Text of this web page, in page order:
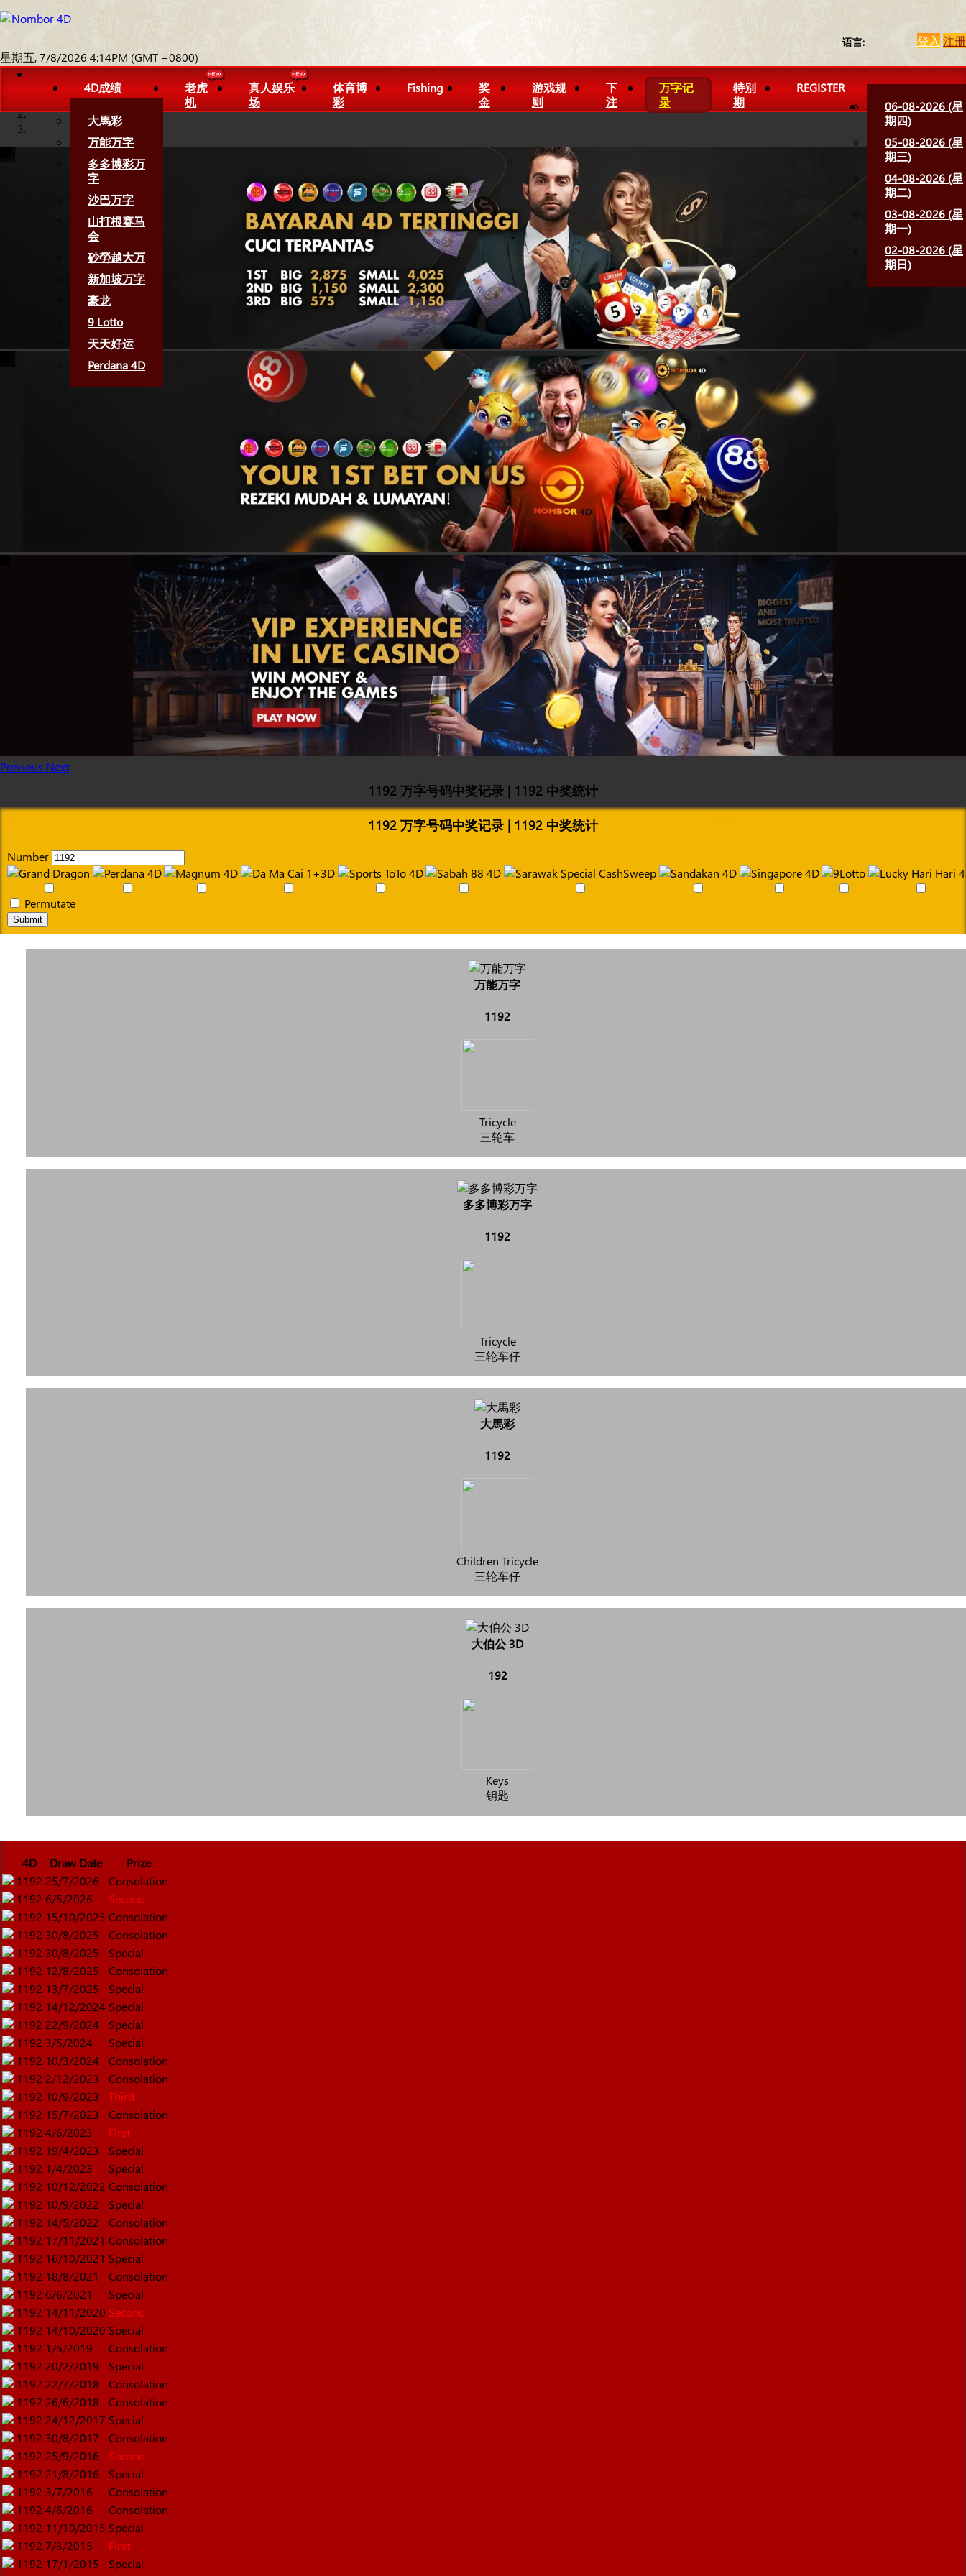
语言: 登入注册
星期五, 7/8/2026 4:14PM (GMT +0800)
4D成绩
大馬彩
万能万字
多多博彩万
字
沙巴万字
山打根赛马
会
砂勞越大万
新加坡万字
豪龙
9 Lotto
天天好运
Perdana 4D
老虎
机
真人娱乐
场
体育博
彩
Fishing
奖
金
游戏规
则
下
注
万字记
录
特别
期
REGISTER
06-08-2026 (星
期四)
05-08-2026 (星
期三)
04-08-2026 (星
期二)
03-08-2026 (星
期一)
02-08-2026 (星
期日)
Previous Next
1192 万字号码中奖记录 | 1192 中奖统计
1192 万字号码中奖记录 | 1192 中奖统计
Number
Permutate
Submit
万能万字
1192
Tricycle
三轮车
多多博彩万字
1192
Tricycle
三轮车仔
大馬彩
1192
Children Tricycle
三轮车仔
大伯公 3D
192
Keys
钥匙
4D Draw Date
Prize
1192 25/7/2026
Consolation
1192 6/5/2026
Second
1192 15/10/2025 Consolation
1192 30/8/2025
Consolation
1192 30/8/2025
Special
1192 12/8/2025
Consolation
1192 13/7/2025
Special
1192 14/12/2024 Special
1192 22/9/2024
Special
1192 3/5/2024
Special
1192 10/3/2024
Consolation
1192 2/12/2023
Consolation
1192 10/9/2023
Third
1192 15/7/2023
Consolation
1192 4/6/2023
First
1192 19/4/2023
Special
1192 1/4/2023
Special
1192 10/12/2022 Consolation
1192 10/9/2022
Special
1192 14/5/2022
Consolation
1192 17/11/2021 Consolation
1192 16/10/2021 Special
1192 18/8/2021
Consolation
1192 6/6/2021
Special
1192 14/11/2020 Second
1192 14/10/2020 Special
1192 1/5/2019
Consolation
1192 20/2/2019
Special
1192 22/7/2018
Consolation
1192 26/6/2018
Consolation
1192 24/12/2017 Special
1192 30/8/2017
Consolation
1192 25/9/2016
Second
1192 21/8/2016
Special
1192 3/7/2016
Consolation
1192 4/6/2016
Consolation
1192 11/10/2015 Special
1192 7/3/2015
First
1192 17/1/2015
Special